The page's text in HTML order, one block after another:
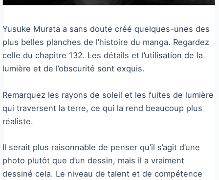
Yusuke Murata a sans doute créé quelques-unes des
plus belles planches de l’histoire du manga. Regardez
celle du chapitre 132. Les détails et l’utilisation de la
lumière et de l’obscurité sont exquis.
Remarquez les rayons de soleil et les fuites de lumière
qui traversent la terre, ce qui la rend beaucoup plus
réaliste.
Il serait plus raisonnable de penser qu’il s’agit d’une
photo plutôt que d’un dessin, mais il a vraiment
dessiné cela. Le niveau de talent et de compétence